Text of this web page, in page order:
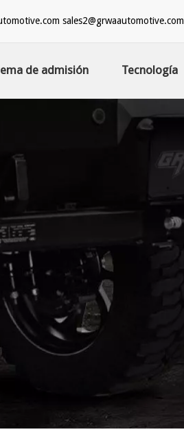
sales2@grwaautomotive.com
de admisión Tecnología